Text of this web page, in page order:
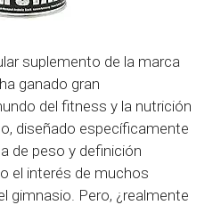
suplemento de la marca
ganado gran
del fitness y la nutrición
diseñado específicamente
de peso y definición
el interés de muchos
gimnasio. Pero, ¿realmente